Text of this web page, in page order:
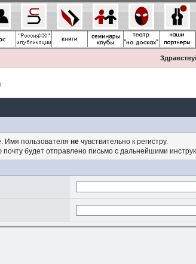
Имя пользователяне чувствительно к регистру.
будет отправлено письмо с дальнейшими